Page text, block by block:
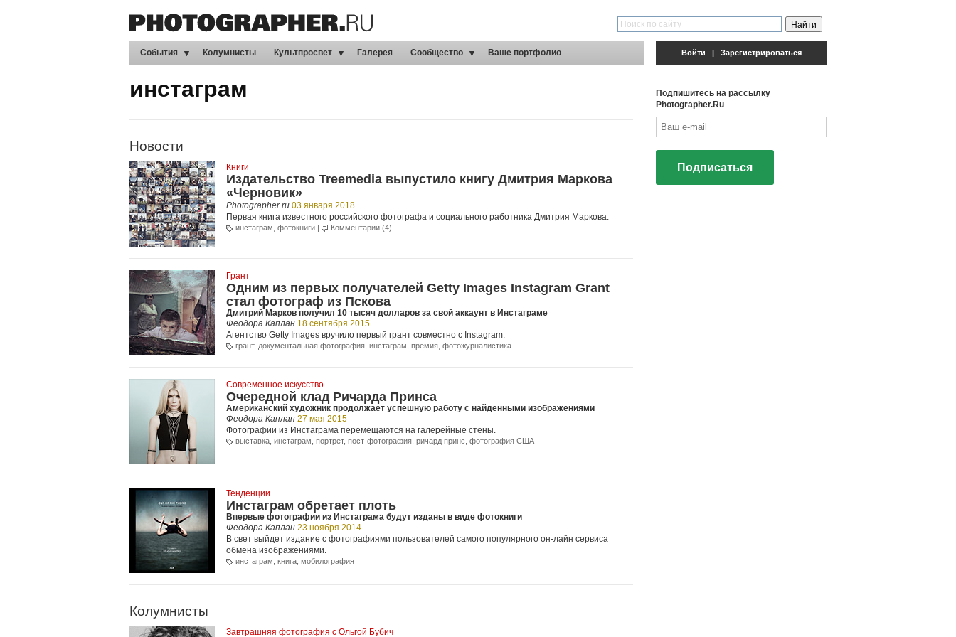
События Колумнисты Культпросвет Галерея Сообщество Ваше портфолио
инстаграм
Новости
Книги
Издательство Treemedia выпустило книгу Дмитрия Маркова
«Черновик»
Photographer.ru 03 января 2018
Первая книга известного российского фотографа и социального работника Дмитрия Маркова.
инстаграм фотокниги | Комментарии (4)
Грант
Одним из первых получателей Getty Images Instagram Grant
стал фотограф из Пскова
Дмитрий Марков получил 10 тысяч долларов за свой аккаунт в Инстаграме
Феодора Каплан 18 сентября 2015
Агентство Getty Images вручило первый грант совместно с Instagram.
грант, документальная фотография инстаграм премия фотожурналистика
Современное искусство
Очередной клад Ричарда Принса
Американский художник продолжает успешную работу с найденными изображениями
Феодора Каплан 27 мая 2015
Фотографии из Инстаграма перемещаются на галерейные стены.
выставка инстаграм портрет, пост-фотография ричард принс фотография США
Тенденции
Инстаграм обретает плоть
Впервые фотографии из Инстаграма будут изданы в виде фотокниги
Феодора Каплан 23 ноября 2014
В свет выйдет издание с фотографиями пользователей самого популярного он-лайн сервиса
обмена изображениями.
инстаграм книга мобилография
Колумнисты
Завтрашняя фотография с Ольгой Бубич
Войти | Зарегистрироваться
Подпишитесь на рассылку
Photographer.Ru
Подписаться